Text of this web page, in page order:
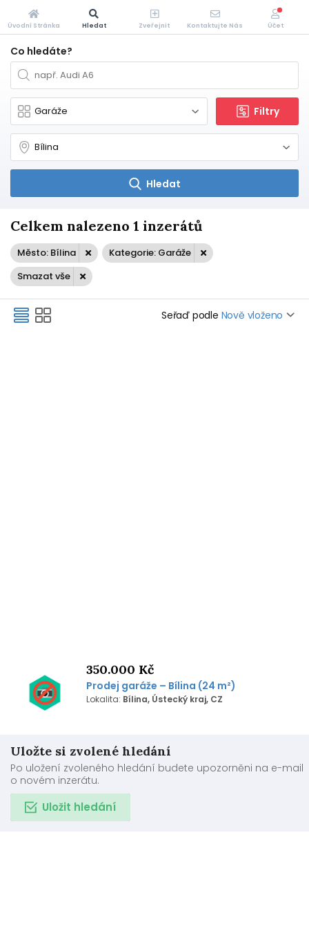
Co hledáte?
Filtry
Hledat
Celkem nalezeno 1 inzerátů
Město: Bílina
Kategorie: Garáže
Smazat vše
Seřaď podle Nově vloženo
350.000 Kč
Prodej garáže – Bílina (24 m²)
Lokalita: Bílina, Ústecký kraj, CZ
Uložte si zvolené hledání
Po uložení zvoleného hledání budete upozorněni na e-mail
o novém inzerátu.
Uložit hledání
Úvodní Stránka Hledat Zveřejnit Kontaktujte Nás Účet